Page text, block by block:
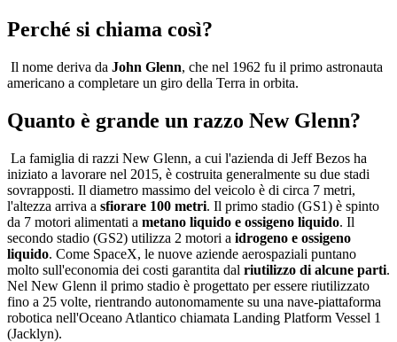
Perché si chiama così?
Il nome deriva da John Glenn, che nel 1962 fu il primo astronauta
americano a completare un giro della Terra in orbita.
Quanto è grande un razzo New Glenn?
La famiglia di razzi New Glenn, a cui l'azienda di Jeff Bezos ha
iniziato a lavorare nel 2015, è costruita generalmente su due stadi
sovrapposti. Il diametro massimo del veicolo è di circa 7 metri,
l'altezza arriva a sfiorare 100 metri. Il primo stadio (GS1) è spinto
da 7 motori alimentati a metano liquido e ossigeno liquido. Il
secondo stadio (GS2) utilizza 2 motori a idrogeno e ossigeno
liquido. Come SpaceX, le nuove aziende aerospaziali puntano
molto sull'economia dei costi garantita dal riutilizzo di alcune parti.
Nel New Glenn il primo stadio è progettato per essere riutilizzato
fino a 25 volte, rientrando autonomamente su una nave-piattaforma
robotica nell'Oceano Atlantico chiamata Landing Platform Vessel 1
(Jacklyn).